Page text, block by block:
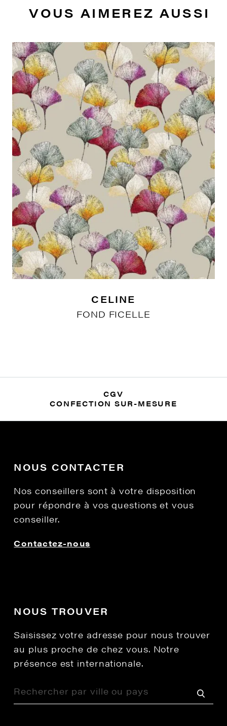
VOUS AIMEREZ AUSSI
CELINE
FOND FICELLE
CGV
CONFECTION SUR-MESURE
NOUS CONTACTER
Nos conseillers sont à votre disposition
pour répondre à vos questions et vous
conseiller.
Contactez-nous
NOUS TROUVER
Saisissez votre adresse pour nous trouver
au plus proche de chez vous. Notre
présence est internationale.